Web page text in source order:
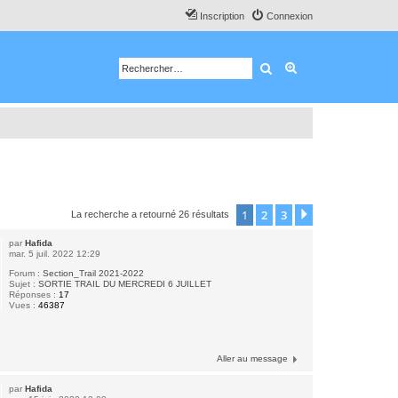
Connexion
Inscription
Rechercher
La recherche a retourné 26 résultats 1 2 3
parHafida
mar. 5 juil. 2022 12:29
Forum :Section_Trail 2021-2022
Sujet :SORTIE TRAIL DU MERCREDI 6 JUILLET
Réponses : 17
Vues :46387
Aller au message
parHafida